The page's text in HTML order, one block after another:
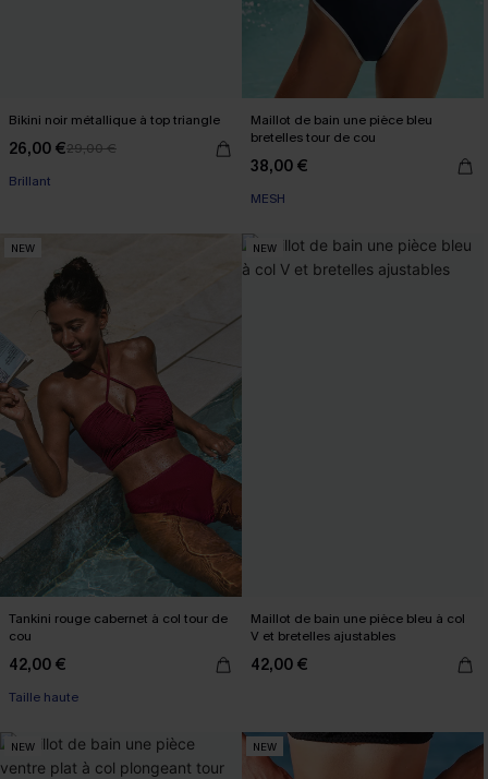
Bikini noir métallique à top triangle
26,00 €29,00 €
Brillant
Maillot de bain une pièce bleu
bretelles tour de cou
38,00 €
MESH
NEW
Tankini rouge cabernet à col tour de
cou
42,00 €
Taille haute
NEW
Maillot de bain une pièce bleu à col
V et bretelles ajustables
42,00 €
NEW NEW